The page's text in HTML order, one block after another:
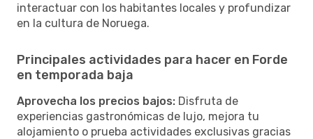
interactuar con los habitantes locales y profundizar
en la cultura de Noruega.
Principales actividades para hacer en Forde
en temporada baja
Aprovecha los precios bajos: Disfruta de
experiencias gastronómicas de lujo, mejora tu
alojamiento o prueba actividades exclusivas gracias